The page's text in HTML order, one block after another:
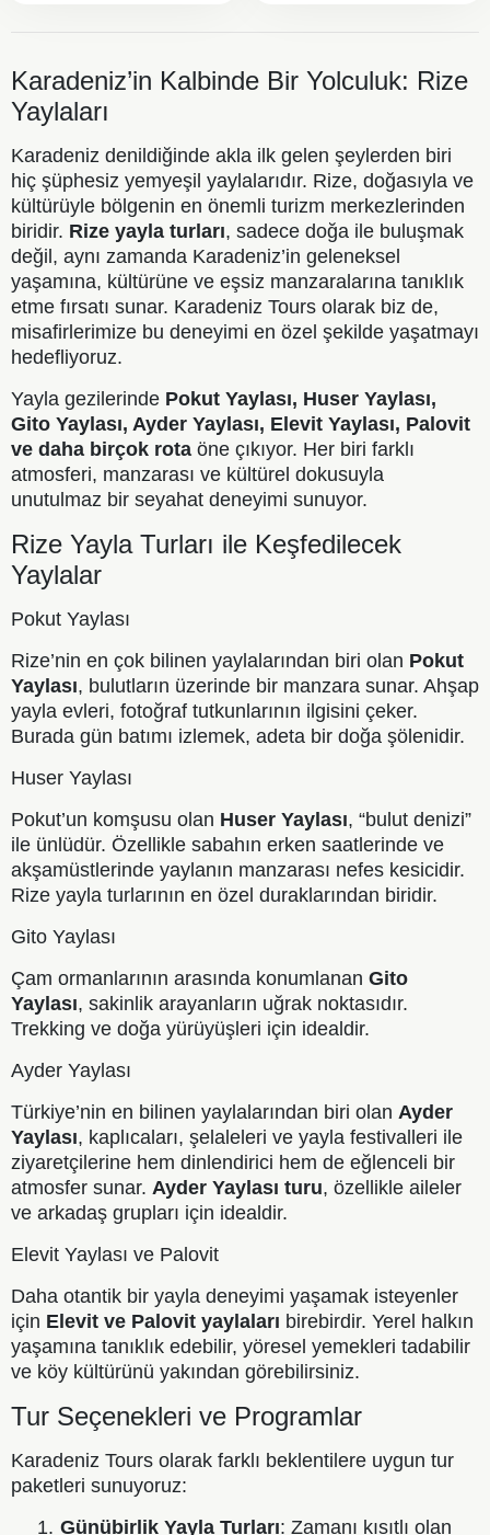
Karadeniz’in Kalbinde Bir Yolculuk: Rize
Yaylaları
Karadeniz denildiğinde akla ilk gelen şeylerden biri
hiç şüphesiz yemyeşil yaylalarıdır. Rize, doğasıyla ve
kültürüyle bölgenin en önemli turizm merkezlerinden
biridir. Rize yayla turları, sadece doğa ile buluşmak
değil, aynı zamanda Karadeniz’in geleneksel
yaşamına, kültürüne ve eşsiz manzaralarına tanıklık
etme fırsatı sunar. Karadeniz Tours olarak biz de,
misafirlerimize bu deneyimi en özel şekilde yaşatmayı
hedefliyoruz.
Yayla gezilerinde Pokut Yaylası, Huser Yaylası,
Gito Yaylası, Ayder Yaylası, Elevit Yaylası, Palovit
ve daha birçok rota öne çıkıyor. Her biri farklı
atmosferi, manzarası ve kültürel dokusuyla
unutulmaz bir seyahat deneyimi sunuyor.
Rize Yayla Turları ile Keşfedilecek
Yaylalar
Pokut Yaylası
Rize’nin en çok bilinen yaylalarından biri olan Pokut
Yaylası, bulutların üzerinde bir manzara sunar. Ahşap
yayla evleri, fotoğraf tutkunlarının ilgisini çeker.
Burada gün batımı izlemek, adeta bir doğa şölenidir.
Huser Yaylası
Pokut’un komşusu olan Huser Yaylası, “bulut denizi”
ile ünlüdür. Özellikle sabahın erken saatlerinde ve
akşamüstlerinde yaylanın manzarası nefes kesicidir.
Rize yayla turlarının en özel duraklarından biridir.
Gito Yaylası
Çam ormanlarının arasında konumlanan Gito
Yaylası, sakinlik arayanların uğrak noktasıdır.
Trekking ve doğa yürüyüşleri için idealdir.
Ayder Yaylası
Türkiye’nin en bilinen yaylalarından biri olan Ayder
Yaylası, kaplıcaları, şelaleleri ve yayla festivalleri ile
ziyaretçilerine hem dinlendirici hem de eğlenceli bir
atmosfer sunar. Ayder Yaylası turu, özellikle aileler
ve arkadaş grupları için idealdir.
Elevit Yaylası ve Palovit
Daha otantik bir yayla deneyimi yaşamak isteyenler
için Elevit ve Palovit yaylaları birebirdir. Yerel halkın
yaşamına tanıklık edebilir, yöresel yemekleri tadabilir
ve köy kültürünü yakından görebilirsiniz.
Tur Seçenekleri ve Programlar
Karadeniz Tours olarak farklı beklentilere uygun tur
paketleri sunuyoruz:
1. Günübirlik Yayla Turları: Zamanı kısıtlı olan